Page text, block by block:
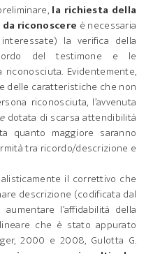
la richiesta della
riconoscere è necessaria
la verifica della
del testimone e le
Evidentemente,
delle caratteristiche che non
riconosciuta, l’avvenuta
dotata di scarsa attendibilità
quanto maggiore saranno
tra ricordo/descrizione e
il correttivo che
descrizione (codificata dal
l’affidabilità della
che è stato appurato
2000 e 2008, Gulotta G.